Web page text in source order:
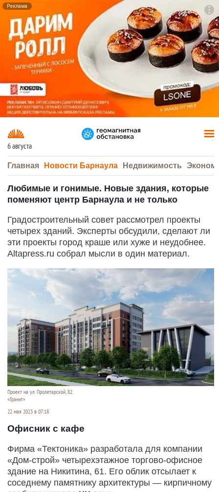
Реклама
6 августа
Главная Новости Барнаула Недвижимость
Любимые и гонимые. Новые здания, которые
поменяют центр Барнаула и не только
Градостроительный совет рассмотрел проекты
четырех зданий. Эксперты обсудили, сделают ли
эти проекты город краше или хуже и неудобнее.
Altapress.ru собрал мысли в один материал.
Проект на ул. Пролетарской, 82.
«Гранит»
22 мая 2023 в 07:18
Офисник с кафе
Фирма «Тектоника» разработала для компании
«Дом-строй» четырехэтажное торгово-офисное
здание на Никитина, 61. Его облик отсылает к
соседнему памятнику архитектуры — кирпичному